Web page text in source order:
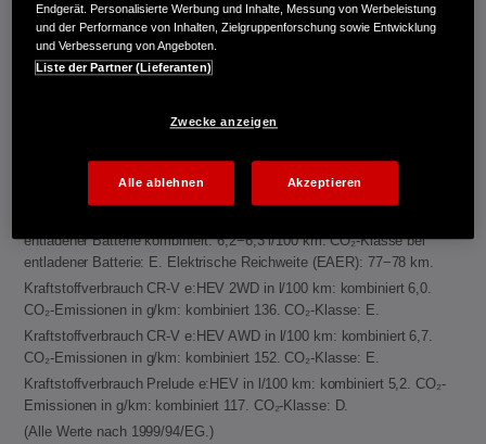
Kraftstoffverbrauch Civic e:HEV in l/100 km: kombiniert 4,8−5,1. CO₂-
Emissionen in g/km: kombiniert 109−116. CO₂-Klasse: C-D.
Kraftstoffverbrauch HR-V e:HEV in l/100 km: kombiniert 5,4. CO₂-
Emissionen in g/km: kombiniert 122. CO₂-Klasse: D.
Emissionen in g/km: kombiniert 132−133. CO₂-Klasse: D.
kombiniert: 2,6 l/100 km. Stromverbrauch gewichtet, kombiniert: 11,7
entladener Batterie kombiniert: 6,2−6,3 l/100 km. CO₂-Klasse bei
entladener Batterie: E. Elektrische Reichweite (EAER): 77−78 km.
Kraftstoffverbrauch CR-V e:HEV 2WD in l/100 km: kombiniert 6,0.
CO₂-Emissionen in g/km: kombiniert 136. CO₂-Klasse: E.
Kraftstoffverbrauch CR-V e:HEV AWD in l/100 km: kombiniert 6,7.
CO₂-Emissionen in g/km: kombiniert 152. CO₂-Klasse: E.
Kraftstoffverbrauch Prelude e:HEV in l/100 km: kombiniert 5,2. CO₂-
Emissionen in g/km: kombiniert 117. CO₂-Klasse: D.
(Alle Werte nach 1999/94/EG.)
Endgerät. Personalisierte Werbung und Inhalte, Messung von Werbeleistung
und der Performance von Inhalten, Zielgruppenforschung sowie Entwicklung
und Verbesserung von Angeboten.
Liste der Partner (Lieferanten)
Zwecke anzeigen
Alle ablehnen Akzeptieren